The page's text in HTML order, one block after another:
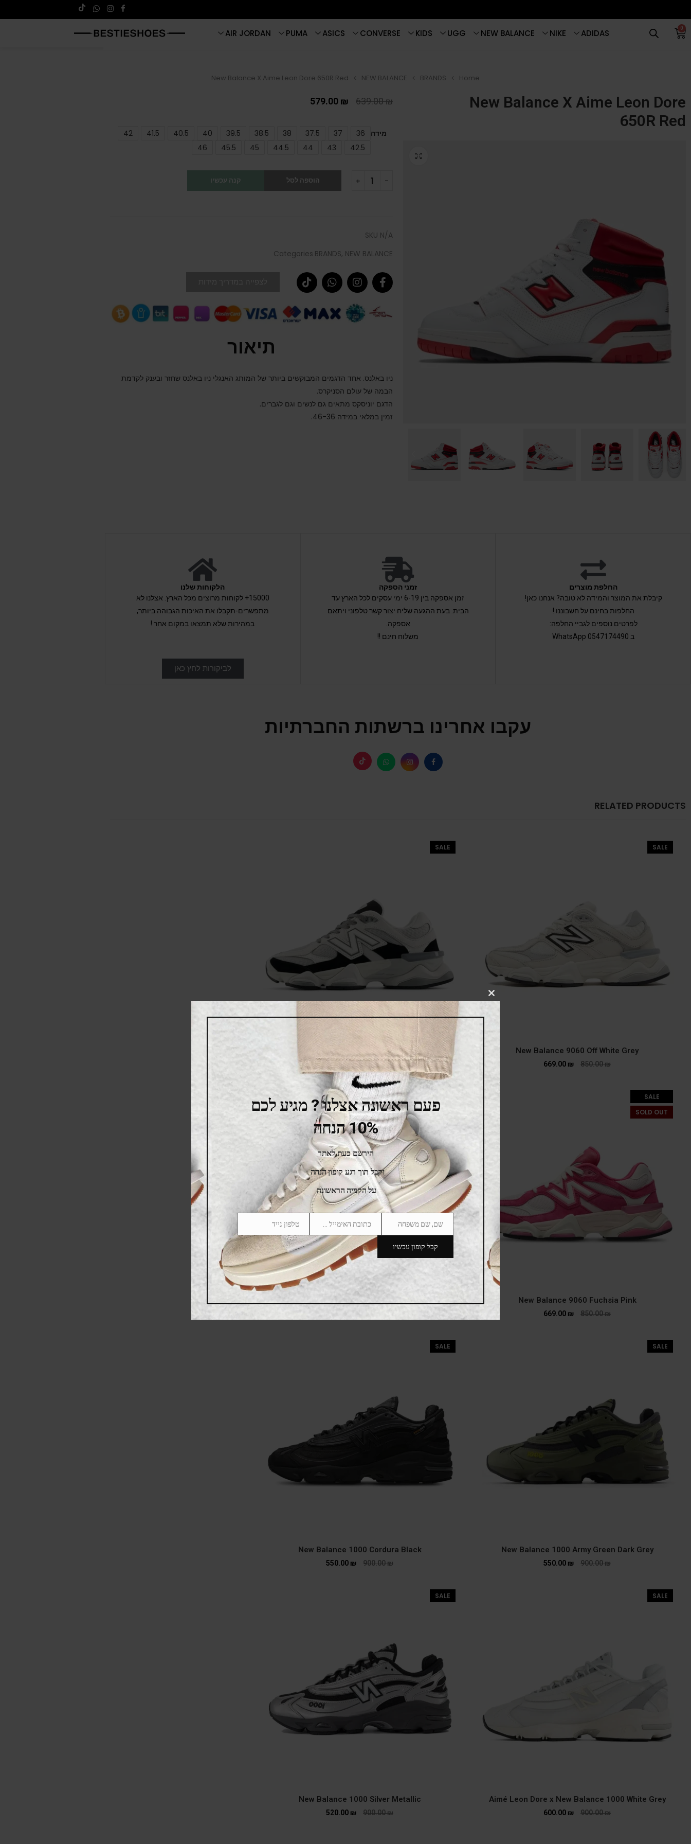
0
ADIDAS
NIKE
NEW BALANCE
UGG
KIDS
CONVERSE
ASICS
PUMA
AIR JORDAN
Home
BRANDS
NEW BALANCE
New Balance X Aime Leon Dore 650R Red
New Balance X Aime Leon Dore
650R Red
639.00₪
579.00 ₪
מידה 36
37
37.5
38
38.5
39.5
40
40.5
41.5
42
42.5
43
44
44.5
45
45.5
46
הוספה לסל קנה עכשיו
SKU N/A
Categories BRANDS, NEW BALANCE
תיאור
ניו באלנס. אחד הדגמים המבוקשים ביותר של המותג האנגלי ניו באלנס שחזר ובענק לקדמת
הבמה של עולם הסניקרס.
הדגם יוניסקס מתאים גם לנשים וגם לגברים.
זמין במלאי במידה 46-36.
החלפת מוצרים
קיבלת את המוצר והמידה לא טובה? אנחנו כאן!
החלפות בחינם על חשבוננו !
לפרטים נוספים לגביי החלפה:
ב 0547174490 WhatsApp
זמני הספקה
זמן אספקה בין 6-19 ימי עסקים לכל הארץ עד
הבית. בעת ההגעה שליח יצור קשר טלפוני ויתאם
אספקה.
משלוח חינם !!
הלקוחות שלנו
15000+ לקוחות מרוצים מכל הארץ. אצלנו לא
מתפשרים-תקבלו את האיכות הגבוהה ביותר,
במהירות שלא תמצאו במקום אחר !
לביקורות לחץ כאן
עקבו אחרינו ברשתות החברתיות
RELATED PRODUCTS
SALE
New Balance 9060 Off White Grey
850.00₪
669.00 ₪
SALE
New Balance 9060 Off White Black
850.00₪
669.00 ₪
SALE
SOLD OUT
New Balance 9060 Fuchsia Pink
850.00₪
669.00 ₪
New Balance 9060 Shadow Grey
SALE
New Balance 1000 Army Green Dark Grey
900.00₪
550.00 ₪
SALE
New Balance 1000 Cordura Black
900.00₪
550.00 ₪
SALE
Aimé Leon Dore x New Balance 1000 White Grey
900.00₪
600.00 ₪
SALE
New Balance 1000 Silver Metallic
900.00₪
520.00 ₪
CLOSE
MODULE
פעם ראשונה אצלנו ? מגיע לכם
10% הנחה
הירשם כעת לאתר
וקבל תוך רגע קופון הנחה
על הקנייה הראשונה
Name
שם, שם משפחה Email
Phone
Number
טלפון נייד
קבל קופון עכשיו